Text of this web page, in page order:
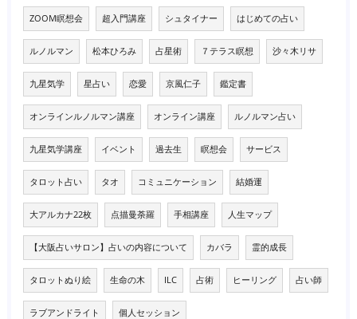
ZOOM瞑想会 超入門講座 シュタイナー はじめての占い
ルノルマン 松本ひろみ 占星術 ７テラス瞑想 沙々木リサ
九星気学 星占い 恋愛 京風仁子 鑑定書
オンラインルノルマン講座 オンライン講座 ルノルマン占い
九星気学講座 イベント 過去生 瞑想会 サービス
タロット占い タオ コミュニケーション 結婚運
大アルカナ22枚 点描曼荼羅 手相講座 人生マップ
【大阪占いサロン】占いの内容について カバラ 霊的成長
タロットぬり絵 生命の木 ILC 占術 ヒーリング 占い師
ラブアンドライト 個人セッション